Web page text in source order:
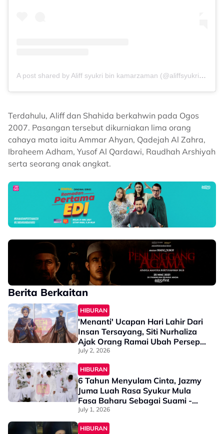
A post shared by Aliff syukri bin kamarzaman (@aliffsyukriterlajaklaris)
Terdahulu, Aliff dan Shahida berkahwin pada Ogos
2007. Pasangan tersebut dikurniakan lima orang
cahaya mata iaitu Ammar Ahyan, Qadejah Al Zahra,
Ibraheem Adham, Yusof Al Qardawi, Raudhah Arshiyah
serta seorang anak angkat.
Berita Berkaitan
HIBURAN
'Menanti' Ucapan Hari Lahir Dari
Insan Tersayang, Siti Nurhaliza
Ajak Orang Ramai Ubah Persepsi
- "Kita Yang Sepatutnya..."
July 2, 2026
HIBURAN
6 Tahun Menyulam Cinta, Jazmy
Juma Luah Rasa Syukur Mula
Fasa Baharu Sebagai Suami -
“Terima Kasih Kerana…”
July 1, 2026
HIBURAN